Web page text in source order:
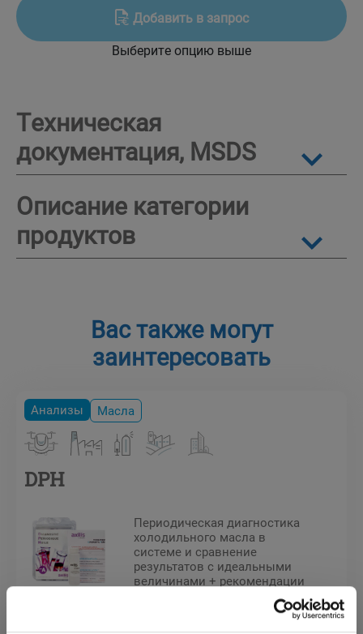
GS)
quantity
Добавить в запрос
Выберите опцию выше
Техническая
документация, MSDS
Описание категории
продуктов
Вас также могут
заинтересовать
Анализы Масла
DPH
Периодическая диагностика
холодильного масла в
системе и сравнение
результатов с идеальными
величинами + рекомендации